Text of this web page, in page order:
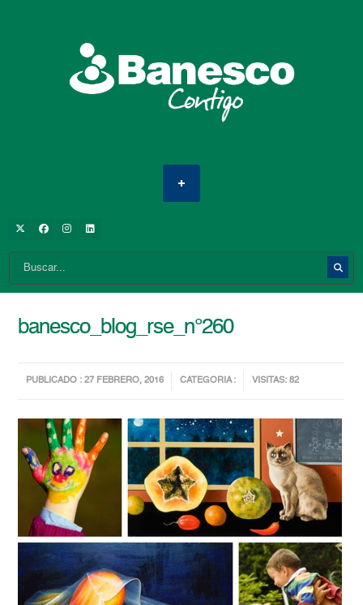
banesco_blog_rse_n°260
PUBLICADO : 27 FEBRERO, 2016 CATEGORIA : VISITAS: 82